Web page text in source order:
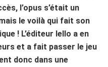
l’opus s’était un
le voilà qui fait son
! L’éditeur Iello a en
et a fait passer le jeu
donc dans une